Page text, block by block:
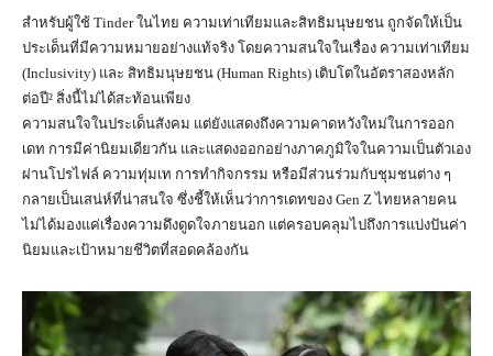
สำหรับผู้ใช้ Tinder ในไทย ความเท่าเทียมและสิทธิมนุษยชน ถูกจัดให้เป็น
ประเด็นที่มีความหมายอย่างแท้จริง โดยความสนใจในเรื่อง ความเท่าเทียม
(Inclusivity) และ สิทธิมนุษยชน (Human Rights) เติบโตในอัตราสองหลัก
ต่อปี² สิ่งนี้ไม่ได้สะท้อนเพียง
ความสนใจในประเด็นสังคม แต่ยังแสดงถึงความคาดหวังใหม่ในการออก
เดท การมีค่านิยมเดียวกัน และแสดงออกอย่างภาคภูมิใจในความเป็นตัวเอง
ผ่านโปรไฟล์ ความทุ่มเท การทำกิจกรรม หรือมีส่วนร่วมกับชุมชนต่าง ๆ
กลายเป็นเสน่ห์ที่น่าสนใจ ซึ่งชี้ให้เห็นว่าการเดทของ Gen Z ไทยหลายคน
ไม่ได้มองแค่เรื่องความดึงดูดใจภายนอก แต่ครอบคลุมไปถึงการแบ่งปันค่า
นิยมและเป้าหมายชีวิตที่สอดคล้องกัน